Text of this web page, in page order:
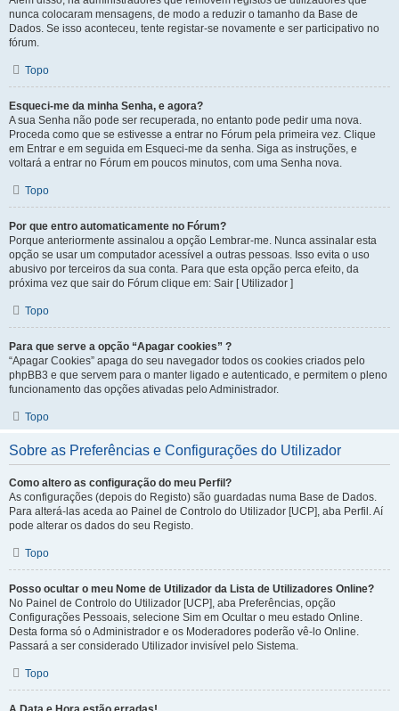
nunca colocaram mensagens, de modo a reduzir o tamanho da Base de
Dados. Se isso aconteceu, tente registar-se novamente e ser participativo no
fórum.
Topo
Esqueci-me da minha Senha, e agora?
A sua Senha não pode ser recuperada, no entanto pode pedir uma nova.
Proceda como que se estivesse a entrar no Fórum pela primeira vez. Clique
em Entrar e em seguida em Esqueci-me da senha. Siga as instruções, e
voltará a entrar no Fórum em poucos minutos, com uma Senha nova.
Topo
Por que entro automaticamente no Fórum?
Porque anteriormente assinalou a opção Lembrar-me. Nunca assinalar esta
opção se usar um computador acessível a outras pessoas. Isso evita o uso
abusivo por terceiros da sua conta. Para que esta opção perca efeito, da
próxima vez que sair do Fórum clique em: Sair [ Utilizador ]
Topo
Para que serve a opção “Apagar cookies” ?
“Apagar Cookies” apaga do seu navegador todos os cookies criados pelo
phpBB3 e que servem para o manter ligado e autenticado, e permitem o pleno
funcionamento das opções ativadas pelo Administrador.
Topo
Sobre as Preferências e Configurações do Utilizador
Como altero as configuração do meu Perfil?
As configurações (depois do Registo) são guardadas numa Base de Dados.
Para alterá-las aceda ao Painel de Controlo do Utilizador [UCP], aba Perfil. Aí
pode alterar os dados do seu Registo.
Topo
Posso ocultar o meu Nome de Utilizador da Lista de Utilizadores Online?
No Painel de Controlo do Utilizador [UCP], aba Preferências, opção
Configurações Pessoais, selecione Sim em Ocultar o meu estado Online.
Desta forma só o Administrador e os Moderadores poderão vê-lo Online.
Passará a ser considerado Utilizador invisível pelo Sistema.
Topo